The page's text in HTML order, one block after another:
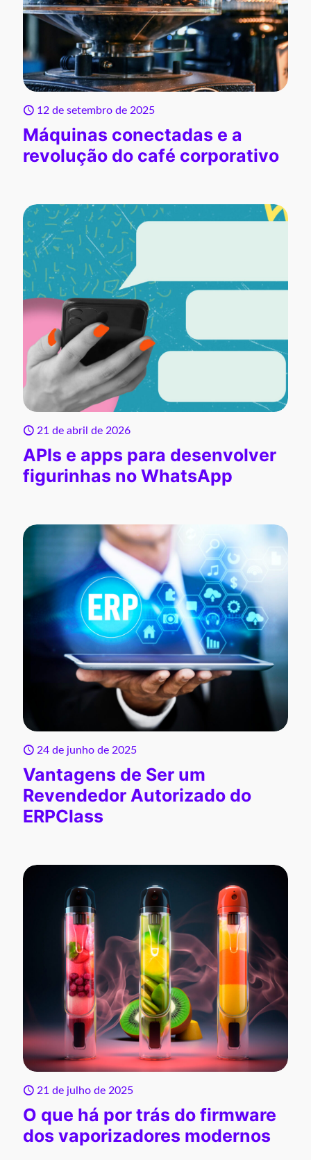
12 de setembro de 2025
Máquinas conectadas e a
revolução do café corporativo
21 de abril de 2026
APIs e apps para desenvolver
figurinhas no WhatsApp
24 de junho de 2025
Vantagens de Ser um
Revendedor Autorizado do
ERPClass
21 de julho de 2025
O que há por trás do firmware
dos vaporizadores modernos